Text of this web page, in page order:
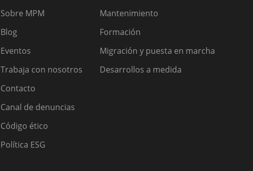
Sobre MPM
Blog
Eventos
Trabaja con nosotros
Contacto
Canal de denuncias
Código ético
Política ESG
Mantenimiento
Formación
Migración y puesta en marcha
Desarrollos a medida